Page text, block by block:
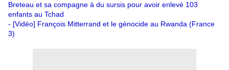
Breteau et sa compagne à du sursis pour avoir enlevé 103
enfants au Tchad
- [Vidéo] François Mitterrand et le génocide au Rwanda (France
3)